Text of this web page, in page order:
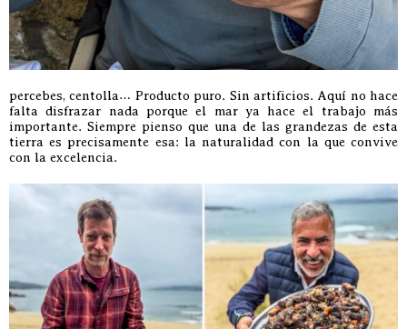
percebes, centolla… Producto puro. Sin artificios. Aquí no hace
falta disfrazar nada porque el mar ya hace el trabajo más
importante. Siempre pienso que una de las grandezas de esta
tierra es precisamente esa: la naturalidad con la que convive
con la excelencia.